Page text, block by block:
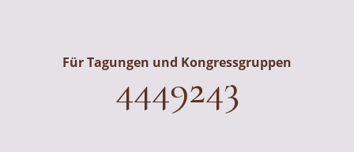
Für Tagungen und Kongressgruppen
4449243